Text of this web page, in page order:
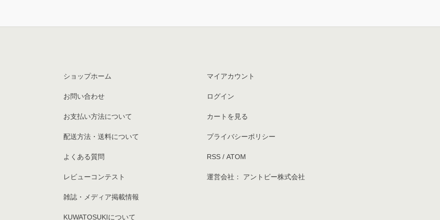
ショップホーム
お問い合わせ
お支払い方法について
配送方法・送料について
よくある質問
レビューコンテスト
雑誌・メディア掲載情報
KUWATOSUKIについて
マイアカウント
ログイン
カートを見る
プライバシーポリシー
RSS/ ATOM
運営会社： アントビー株式会社